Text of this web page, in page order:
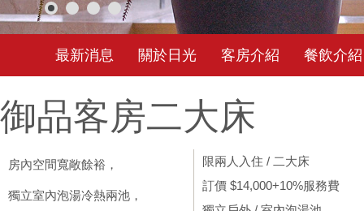
最新消息 關於日光 客房介紹 餐飲介紹
御品客房二大床
房內空間寬敞餘裕，
獨立室內泡湯冷熱兩池，
限兩人入住 / 二大床
訂價 $14,000+10%服務費